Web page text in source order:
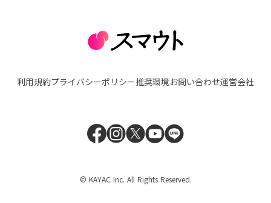
利用規約プライバシーポリシー推奨環境お問い合わせ運営会社
© KAYAC Inc. All Rights Reserved.